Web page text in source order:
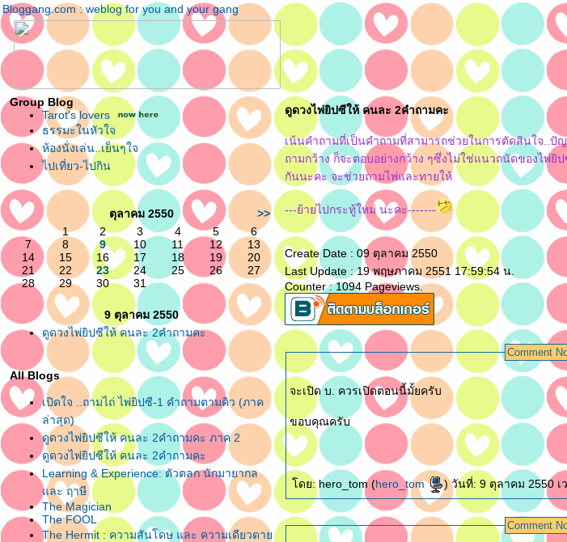
Bloggang.com : weblog for you and your gang
Group Blog
Tarot's lovers
ธรรมะในหัวใจ
ห้องนั่งเล่น..เย็นๆใจ
ไปเที่ยว-ไปกิน
ตุลาคม 2550
>>
1
2 3 4 5
6
7
8 9 10 11 12
13
14
15 16 17 18 19
20
21
22 23 24 25 26
27
28
29 30 31
9 ตุลาคม 2550
ดูดวงไพ่ยิปซีให้ คนละ 2คำถามคะ
All Blogs
เปิดใจ ..ถามไถ่ ไพ่ยิปซี-1 คำถามตามคิว (ภาค
ล่าสุด)
ดูดวงไพ่ยิปซีให้ คนละ 2คำถามคะ ภาค 2
ดูดวงไพ่ยิปซีให้ คนละ 2คำถามคะ
Learning & Experience: ตัวตลก นักมายากล
ละ ฤาษี
The Magician
The FOOL
The Hermit : ความสันโดษ และ ความเดียวดา
ดูดวงไพ่ยิปซีให้ คนละ 2คำถามคะ
เน้นคำถามที่เป็นคำถามที่สามารถช่วยในการตัดสินใจ..ปัญ
ถามกว้าง ก็จะตอบอย่างกว้าง ๆซึ่งไม่ใช่แนวถนัดของไพ่ยิ
กันนะคะ จะช่วยถามไพ่และทายให้
---ย้ายไปกระทู้ใหม่ นะคะ-------
Create Date : 09 ตุลาคม 2550
Last Update : 19 พฤษภาคม 2551 17:59:54 น.
Counter : 1094 Pageviews.
Comment
จะเปิด บ. ควรเปิดตอนนี้มั้ยครับ
ขอบคุณครับ
ดย: hero_tom (hero_tom ) วันที่: 9 ตุลาคม 2550 เ
Comment